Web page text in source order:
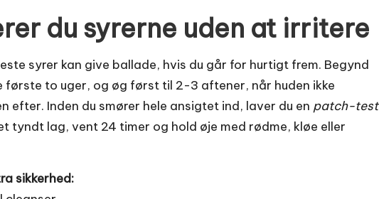
du syrerne uden at irritere
syrer kan give ballade, hvis du går for hurtigt frem. Begynd
første to uger, og øg først til 2-3 aftener, når huden ikke
efter. Inden du smører hele ansigtet ind, laver du en patch-test
tyndt lag, vent 24 timer og hold øje med rødme, kløe eller
sikkerhed: